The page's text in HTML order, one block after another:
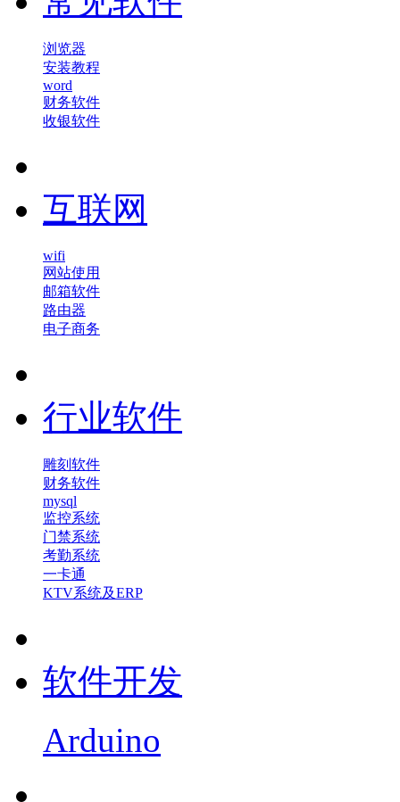
浏览器
安装教程
word
财务软件
收银软件
互联网
wifi
网站使用
邮箱软件
路由器
电子商务
行业软件
雕刻软件
财务软件
mysql
监控系统
门禁系统
考勤系统
一卡通
KTV系统及ERP
软件开发
Arduino